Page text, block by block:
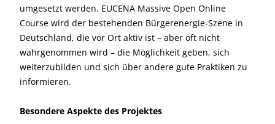
umgesetzt werden. EUCENA Massive Open Online
Course wird der bestehenden Bürgerenergie-Szene in
Deutschland, die vor Ort aktiv ist – aber oft nicht
wahrgenommen wird – die Möglichkeit geben, sich
weiterzubilden und sich über andere gute Praktiken zu
informieren.
Besondere Aspekte des Projektes